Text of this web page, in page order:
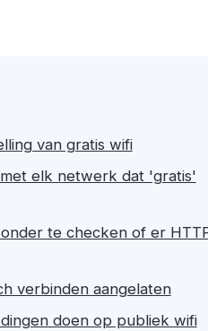
van gratis wifi
elk netwerk dat 'gratis'
te checken of er
verbinden aangelaten
doen op publiek wifi